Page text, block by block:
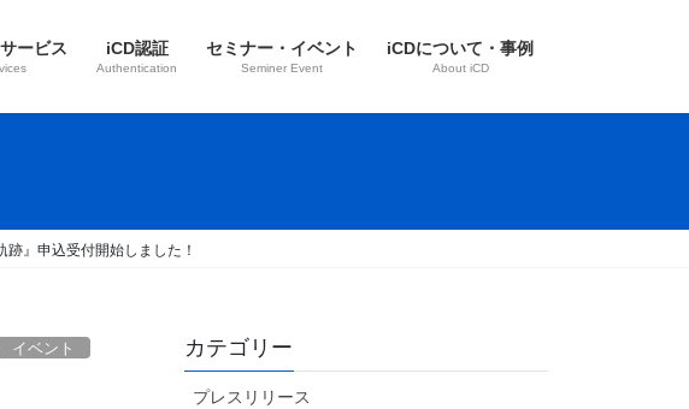
ービス iCD認証
Authentication
セミナー・イベント
Seminer Event
iCDについて・事例
About iCD
』申込受付開始しました！
イベント カテゴリー
プレスリリース